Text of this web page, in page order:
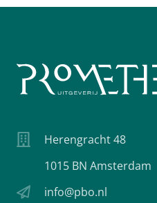
Herengracht 48
1015 BN Amsterdam
info@pbo.nl